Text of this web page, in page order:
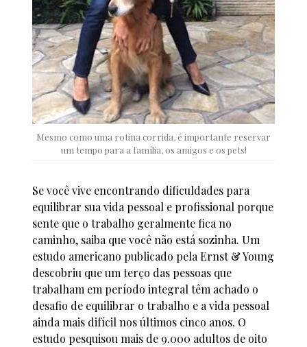
Mesmo como uma rotina corrida, é importante reservar
um tempo para a família, os amigos e os pets!
Se você vive encontrando dificuldades para
equilibrar sua vida pessoal e profissional porque
sente que o trabalho geralmente fica no
caminho, saiba que você não está sozinha. Um
estudo americano publicado pela Ernst & Young
descobriu que um terço das pessoas que
trabalham em período integral têm achado o
desafio de equilibrar o trabalho e a vida pessoal
ainda mais difícil nos últimos cinco anos. O
estudo pesquisou mais de 9.000 adultos de oito